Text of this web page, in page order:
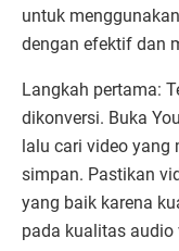
untuk
dengan efektif dan
Langkah pertama:
dikonversi. Buka
lalu cari video
simpan. Pastikan
yang baik karena
pada kualitas audio